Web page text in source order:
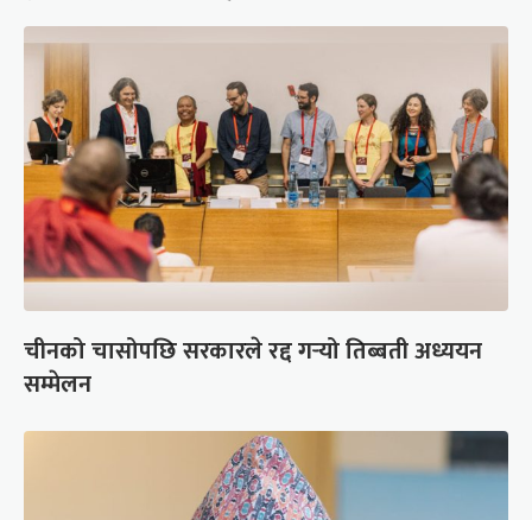
चीनको चासोपछि सरकारले रद्द गर्‍यो तिब्बती अध्ययन
सम्मेलन